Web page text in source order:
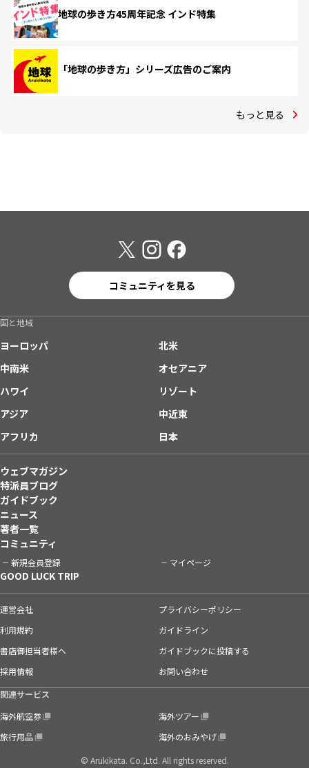
地球の歩き方45周年記念 インド特集
「地球の歩き方」シリーズ広告のご案内
もっと見る
コミュニティを見る
国と地域
ヨーロッパ
北米
中南米
オセアニア
ハワイ
リゾート
アジア
中近東
アフリカ
日本
ウェブマガジン
特派員ブログ
ガイドブック
ニュース
著者一覧
コミュニティ
新規会員登録 マイページ
GOOD LUCK TRIP
運営会社
プライバシーポリシー
利用規約
ガイドライン
書店御担当者様へ
ガイドブックに投稿する
採用情報
お問い合わせ
関連サービス
海外航空券
海外ツアー
旅行用品
海外のおみやげ
© Arukikata. Co.,Ltd. All rights reserved.